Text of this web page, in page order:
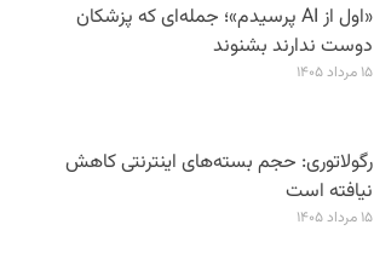
«اول از AI پرسیدم»؛ جمله‌ای که پزشکان
دوست ندارند بشنوند
۱۵ مرداد ۱۴۰۵
رگولاتوری: حجم بسته‌های اینترنتی کاهش
نیافته است
۱۵ مرداد ۱۴۰۵